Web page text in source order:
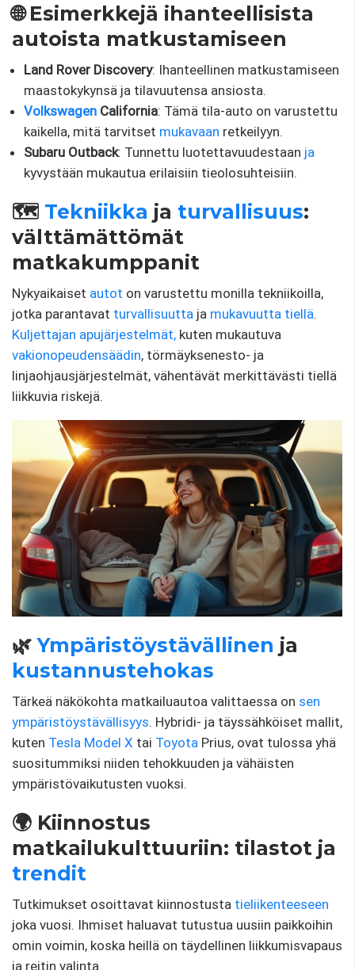
🌐 Esimerkkejä ihanteellisista
autoista matkustamiseen
Land Rover Discovery: Ihanteellinen matkustamiseen
maastokykynsä ja tilavuutensa ansiosta.
Volkswagen California: Tämä tila-auto on varustettu
kaikella, mitä tarvitset mukavaan retkeilyyn.
Subaru Outback: Tunnettu luotettavuudestaan ​​ja
kyvystään mukautua erilaisiin tieolosuhteisiin.
🗺️ Tekniikka ja turvallisuus:
välttämättömät
matkakumppanit
Nykyaikaiset autot on varustettu monilla tekniikoilla,
jotka parantavat turvallisuutta ja mukavuutta tiellä.
Kuljettajan apujärjestelmät, kuten mukautuva
vakionopeudensäädin, törmäyksenesto- ja
linjaohjausjärjestelmät, vähentävät merkittävästi tiellä
liikkuvia riskejä.
🌿Ympäristöystävällinen ja
kustannustehokas
Tärkeä näkökohta matkailuautoa valittaessa on sen
ympäristöystävällisyys. Hybridi- ja täyssähköiset mallit,
kuten Tesla Model X tai Toyota Prius, ovat tulossa yhä
suositummiksi niiden tehokkuuden ja vähäisten
ympäristövaikutusten vuoksi.
🌍 Kiinnostus
matkailukulttuuriin: tilastot ja
trendit
Tutkimukset osoittavat kiinnostusta tieliikenteeseen
joka vuosi. Ihmiset haluavat tutustua uusiin paikkoihin
omin voimin, koska heillä on täydellinen liikkumisvapaus
ja reitin valinta.